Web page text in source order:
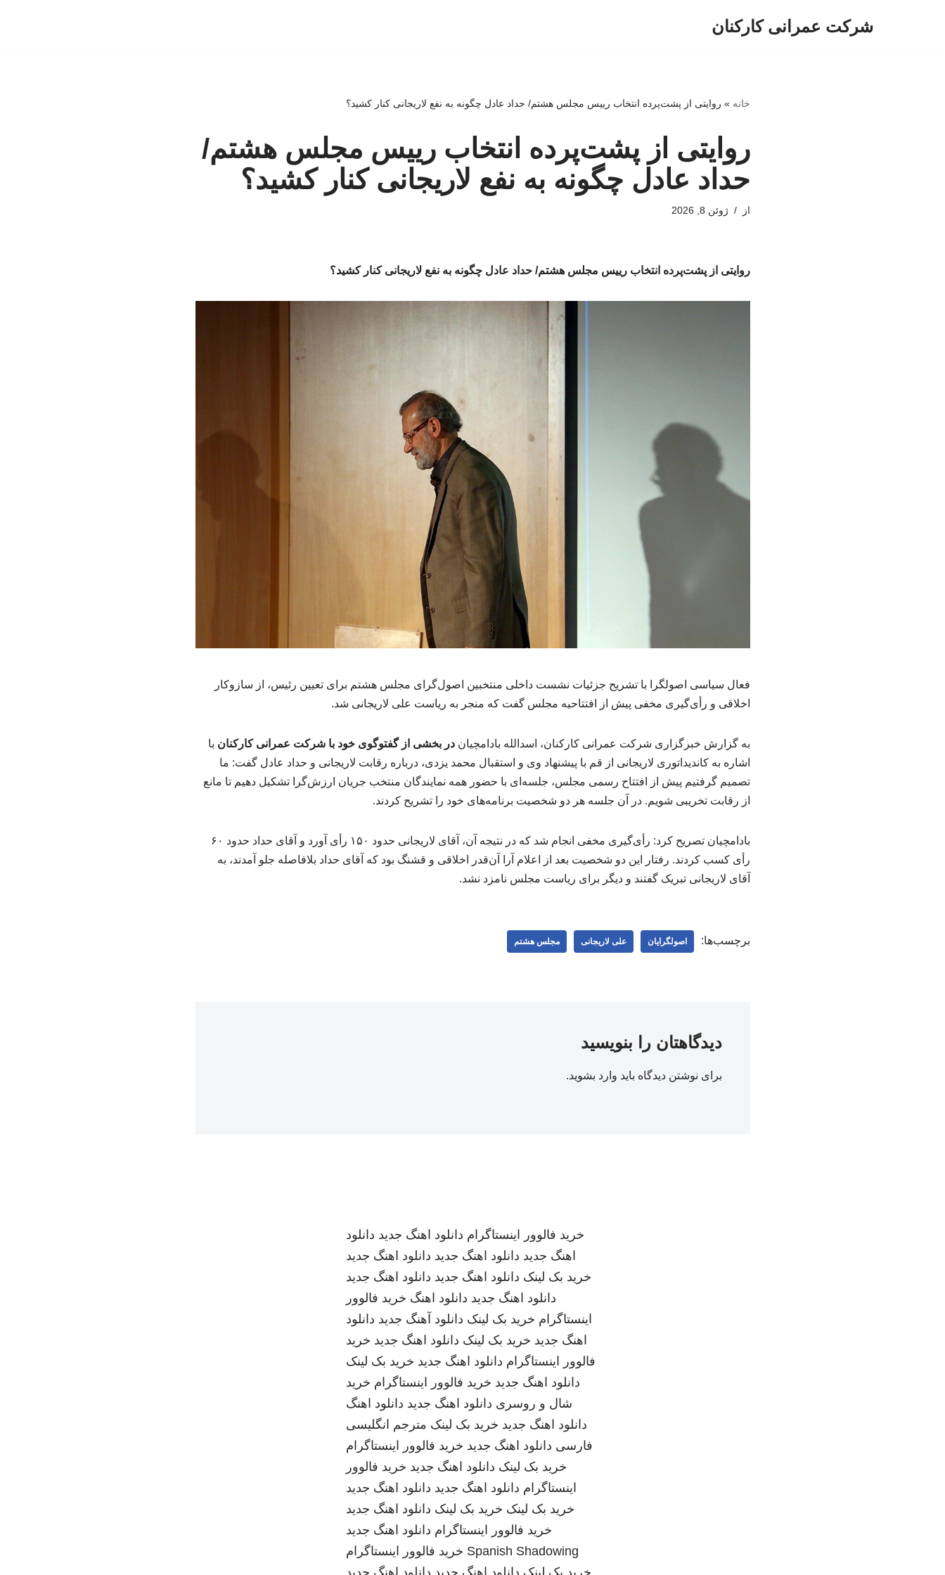
شرکت عمرانی کارکنان
خانه » روایتی از پشت‌پرده انتخاب رییس مجلس هشتم/ حداد عادل چگونه به نفع لاریجانی کنار کشید؟
روایتی از پشت‌پرده انتخاب رییس مجلس هشتم/
حداد عادل چگونه به نفع لاریجانی کنار کشید؟
از ژوئن 8, 2026
روایتی از پشت‌پرده انتخاب رییس مجلس هشتم/ حداد عادل چگونه به نفع لاریجانی کنار کشید؟
فعال سیاسی اصولگرا با تشریح جزئیات نشست داخلی منتخبین اصول‌گرای مجلس هشتم برای تعیین رئیس، از سازوکار
اخلاقی و رأی‌گیری مخفی پیش از افتتاحیه مجلس گفت که منجر به ریاست علی لاریجانی شد.
به گزارش خبرگزاری شرکت عمرانی کارکنان، اسدالله بادامچیاندر بخشی از گفت­وگوی خود با شرکت عمرانی کارکنان با
اشاره به کاندیداتوری لاریجانی از قم با پیشنهاد وی و استقبال محمد یزدی، درباره رقابت لاریجانی و حداد عادل گفت: ما
تصمیم گرفتیم پیش از افتتاح رسمی مجلس، جلسه‌ای با حضور همه نمایندگان منتخب جریان ارزش‌گرا تشکیل دهیم تا مانع
از رقابت تخریبی شویم. در آن جلسه هر دو شخصیت برنامه‌های خود را تشریح کردند.
بادامچیان تصریح کرد: رأی‌گیری مخفی انجام شد که در نتیجه آن، آقای لاریجانی حدود ۱۵۰ رأی آورد و آقای حداد حدود ۶۰
رأی کسب کردند. رفتار این دو شخصیت بعد از اعلام آرا آن‌قدر اخلاقی و قشنگ بود که آقای حداد بلافاصله جلو آمدند، به
آقای لاریجانی تبریک گفتند و دیگر برای ریاست مجلس نامزد نشد.
برچسب‌ها: اصولگرایان علی لاریجانی مجلس هشتم
دیدگاهتان را بنویسید
برای نوشتن دیدگاه باید وارد بشوید.
خرید فالوور اینستاگرام دانلود اهنگ جدید دانلود
اهنگ جدید دانلود اهنگ جدید دانلود اهنگ جدید
خرید بک لینک دانلود اهنگ جدید دانلود اهنگ جدید
دانلود اهنگ جدید دانلود اهنگ خرید فالوور
اینستاگرام خرید بک لینک دانلود آهنگ جدید دانلود
اهنگ جدید خرید بک لینک دانلود اهنگ جدید خرید
فالوور اینستاگرام دانلود اهنگ جدید خرید بک لینک
دانلود اهنگ جدید خرید فالوور اینستاگرام خرید
شال و روسری دانلود اهنگ جدید دانلود اهنگ
دانلود اهنگ جدید خرید بک لینک مترجم انگلیسی
فارسی دانلود اهنگ جدید خرید فالوور اینستاگرام
خرید بک لینک دانلود اهنگ جدید خرید فالوور
اینستاگرام دانلود اهنگ جدید دانلود اهنگ جدید
خرید بک لینک خرید بک لینک دانلود اهنگ جدید
خرید فالوور اینستاگرام دانلود اهنگ جدید
Spanish Shadowing خرید فالوور اینستاگرام